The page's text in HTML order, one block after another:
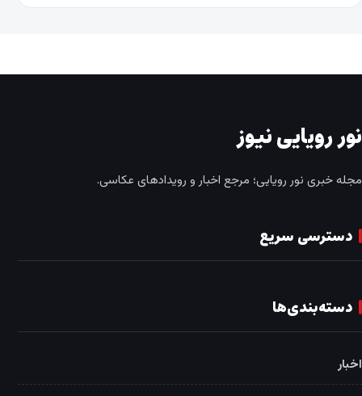
نور رویایی نیوز
مجله خبری نور رویایی؛ مرجع اخبار و رویدادهای عکاسی.
دسترسی سریع
دسته‌بندی‌ها
اخبار